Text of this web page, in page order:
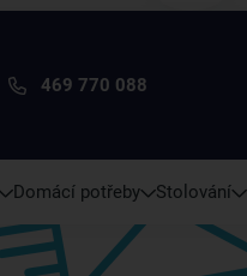
469 770 088
Domácí potřeby Stolování